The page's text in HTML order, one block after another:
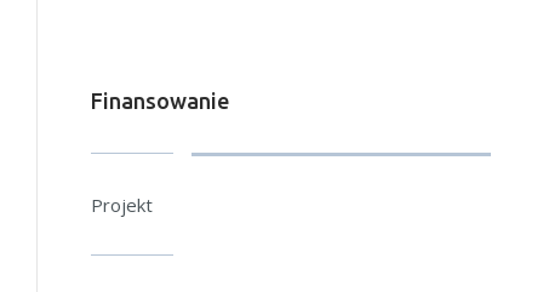
Jeśli generowanie trwa zbyt długo można ograniczyć dane np.
Finansowanie
Projekt